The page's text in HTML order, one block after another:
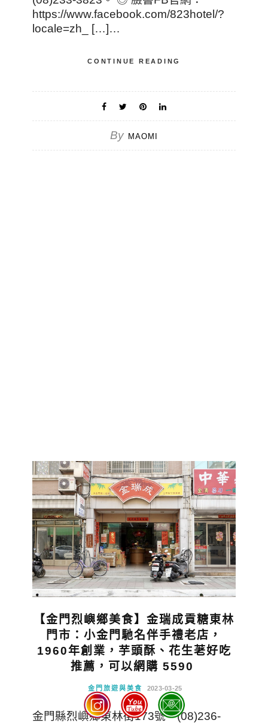
https://www.facebook.com/823hotel/?
locale=zh_ […]…
CONTINUE READING
By MAOMI
【金門烈嶼鄉美食】金瑞成貢糖東林
門市：小金門馳名伴手禮老店，
1960年創業，芋頭酥、花生荖好吃
推薦，可以網購 5590
金門旅遊與美食 2023-03-25
金門縣烈嶼鄉東林街173號。(08)236-